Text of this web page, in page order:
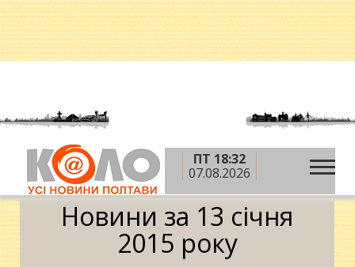
ПТ 18:32
07.08.2026
Головна » 2015 рік » січень »13 січня
Календар
Новини за 13 січня
2015 року